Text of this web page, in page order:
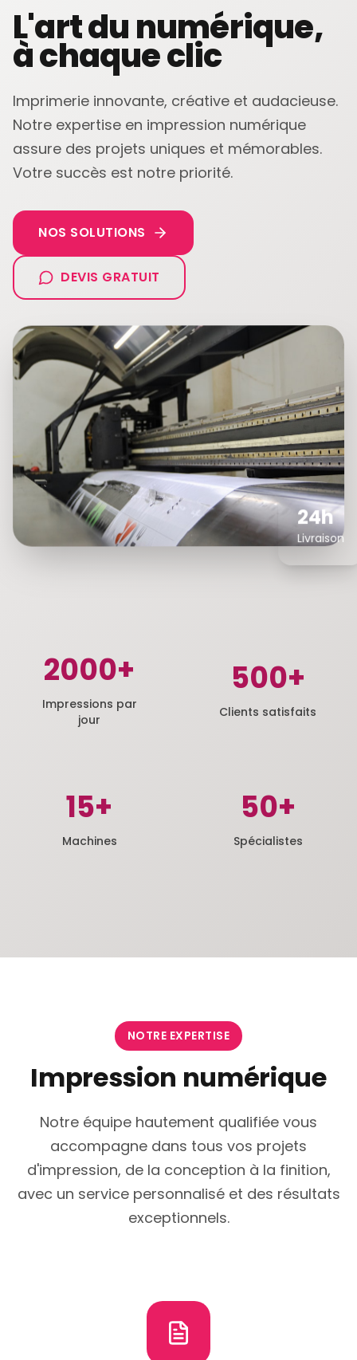
L'art du numérique,
à chaque clic
Imprimerie innovante, créative et audacieuse.
Notre expertise en impression numérique
assure des projets uniques et mémorables.
Votre succès est notre priorité.
NOS SOLUTIONS
DEVIS GRATUIT
24h
Livraison
2000+
Impressions par
jour
500+
Clients satisfaits
15+
Machines
50+
Spécialistes
NOTRE EXPERTISE
Impression numérique
Notre équipe hautement qualifiée vous
accompagne dans tous vos projets
d'impression, de la conception à la finition,
avec un service personnalisé et des résultats
exceptionnels.